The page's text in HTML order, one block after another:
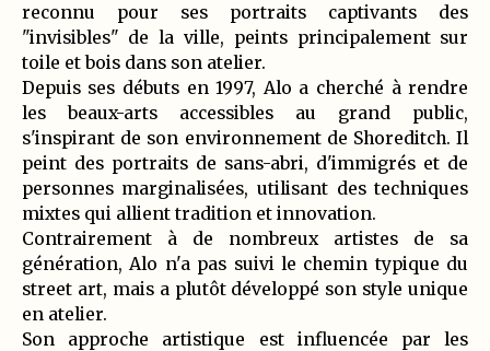
reconnu pour ses portraits captivants des
"invisibles" de la ville, peints principalement sur
toile et bois dans son atelier.
Depuis ses débuts en 1997, Alo a cherché à rendre
les beaux-arts accessibles au grand public,
s'inspirant de son environnement de Shoreditch. Il
peint des portraits de sans-abri, d'immigrés et de
personnes marginalisées, utilisant des techniques
mixtes qui allient tradition et innovation.
Contrairement à de nombreux artistes de sa
génération, Alo n'a pas suivi le chemin typique du
street art, mais a plutôt développé son style unique
en atelier.
Son approche artistique est influencée par les